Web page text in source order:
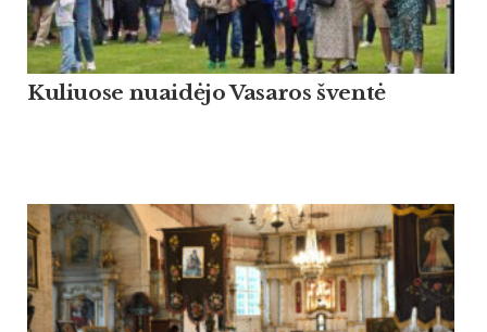
Kuliuose nuaidėjo Vasaros šventė